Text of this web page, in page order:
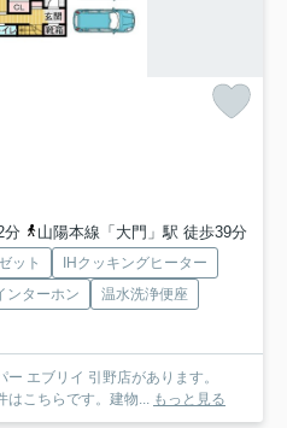
分
山陽本線「大門」駅 徒歩39分
ット
IHクッキングヒーター
ンターホン
温水洗浄便座
エブリイ 引野店があります。
はこちらです。建物... もっと見る